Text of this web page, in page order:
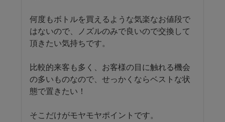
何度もボトルを買えるような気楽なお値段で
はないので、ノズルのみで良いので交換して
頂きたい気持ちです。
比較的来客も多く、お客様の目に触れる機会
の多いものなので、せっかくならベストな状
態で置きたい！
そこだけがモヤモヤポイントです。